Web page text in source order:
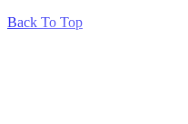
Back To Top